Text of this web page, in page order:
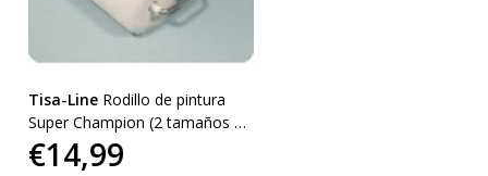
Tisa-Line Rodillo de pintura
Super Champion (2 tamaños 20
/ 25cm haga clic aquí)
€14,99